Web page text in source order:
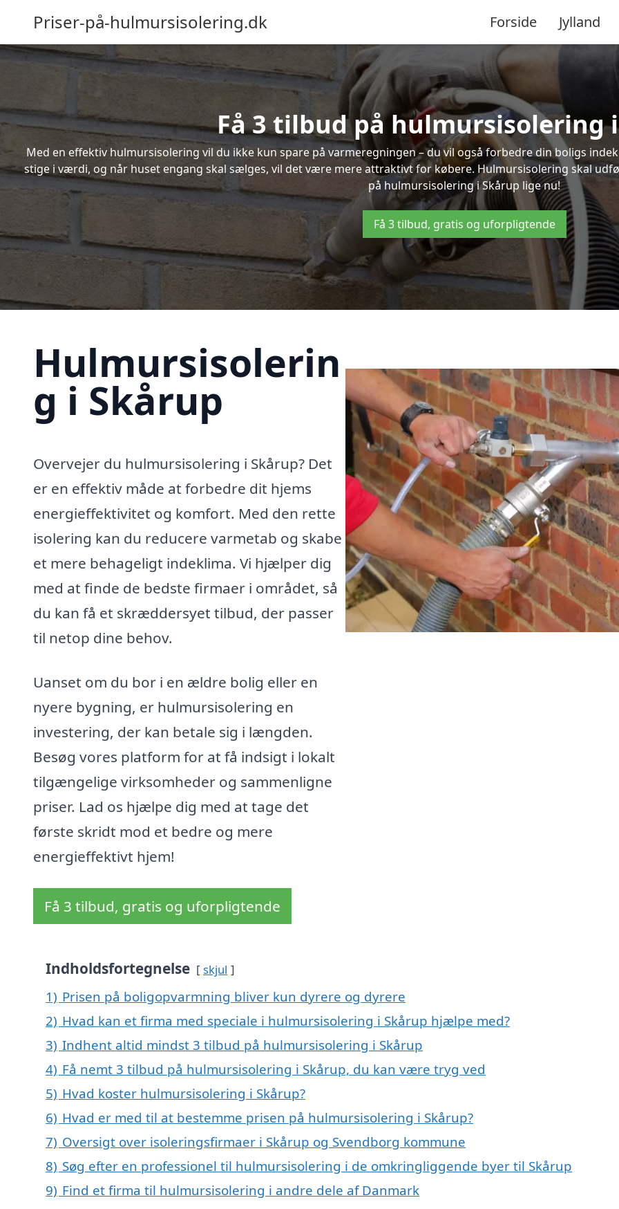
Priser-på-hulmursisolering.dk Forside Jylland
Få 3 tilbud på hulmursisolering
Med en effektiv hulmursisolering vil du ikke kun spare på varmeregningen – du vil også forbedre din boligs
stige i værdi, og når huset engang skal sælges, vil det være mere attraktivt for købere. Hulmursisolering skal
på hulmursisolering i Skårup lige nu!
Få 3 tilbud, gratis og uforpligtende
Hulmursisolerin
g i Skårup
Overvejer du hulmursisolering i Skårup? Det
er en effektiv måde at forbedre dit hjems
energieffektivitet og komfort. Med den rette
isolering kan du reducere varmetab og skabe
et mere behageligt indeklima. Vi hjælper dig
med at finde de bedste firmaer i området, så
du kan få et skræddersyet tilbud, der passer
til netop dine behov.
Uanset om du bor i en ældre bolig eller en
nyere bygning, er hulmursisolering en
investering, der kan betale sig i længden.
Besøg vores platform for at få indsigt i lokalt
tilgængelige virksomheder og sammenligne
priser. Lad os hjælpe dig med at tage det
første skridt mod et bedre og mere
energieffektivt hjem!
Få 3 tilbud, gratis og uforpligtende
Indholdsfortegnelse skjul
1) Prisen på boligopvarmning bliver kun dyrere og dyrere
2) Hvad kan et firma med speciale i hulmursisolering i Skårup hjælpe med?
3) Indhent altid mindst 3 tilbud på hulmursisolering i Skårup
4) Få nemt 3 tilbud på hulmursisolering i Skårup, du kan være tryg ved
5) Hvad koster hulmursisolering i Skårup?
6) Hvad er med til at bestemme prisen på hulmursisolering i Skårup?
7) Oversigt over isoleringsfirmaer i Skårup og Svendborg kommune
8) Søg efter en professionel til hulmursisolering i de omkringliggende byer til Skårup
9) Find et firma til hulmursisolering i andre dele af Danmark